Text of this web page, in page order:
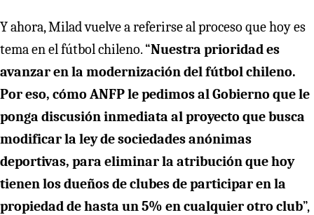
Y ahora, Milad vuelve a referirse al proceso que hoy es
tema en el fútbol chileno. “Nuestra prioridad es
avanzar en la modernización del fútbol chileno.
Por eso, cómo ANFP le pedimos al Gobierno que le
ponga discusión inmediata al proyecto que busca
modificar la ley de sociedades anónimas
deportivas, para eliminar la atribución que hoy
tienen los dueños de clubes de participar en la
propiedad de hasta un 5% en cualquier otro club”,